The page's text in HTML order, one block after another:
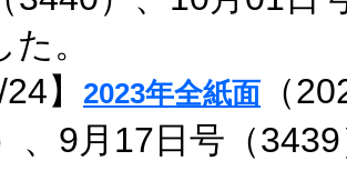
。
】 2023年全紙面 （
、9月17日号（